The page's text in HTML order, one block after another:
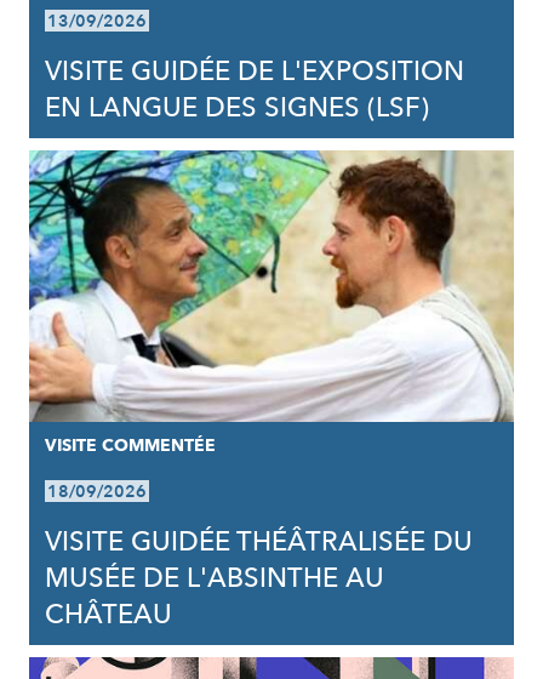
13/09/2026
VISITE GUIDÉE DE L'EXPOSITION
EN LANGUE DES SIGNES (LSF)
VISITE COMMENTÉE
18/09/2026
VISITE GUIDÉE THÉÂTRALISÉE DU
MUSÉE DE L'ABSINTHE AU
CHÂTEAU